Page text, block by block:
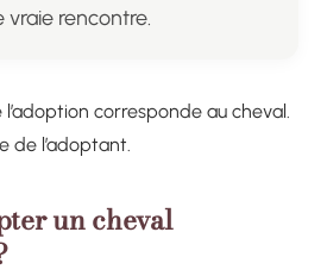
vraie rencontre.
l’adoption corresponde au cheval.
de l’adoptant.
un cheval